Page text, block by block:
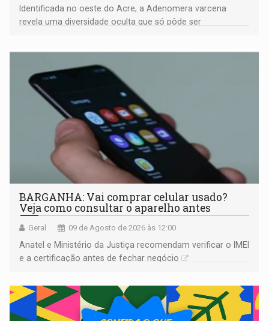
Identificada no oeste do Acre, a Adenomera varcena
revela uma diversidade oculta que só pôde ser
BARGANHA: Vai comprar celular usado?
Veja como consultar o aparelho antes
Geral 09 de Agosto de 2026 às 12:00
Anatel e Ministério da Justiça recomendam verificar o IMEI
e a certificação antes de fechar negócio